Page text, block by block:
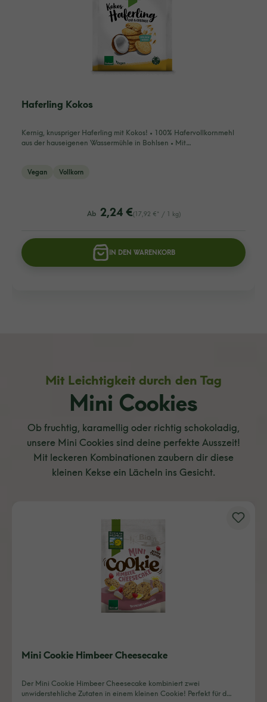
Haferling Kokos
Vegan Vollkorn
Kernig, knuspriger Haferling mit Kokos! • 100% Hafervollkornmehl
aus der hauseigenen Wassermühle in Bohlsen • Mit…
(17,92 €* / 1 kg)
listing.regularPriceLabel
Ab 2,24 €
IN DEN WARENKORB
Mit Leichtigkeit durch den Tag
Mini Cookies
Ob fruchtig, karamellig oder richtig schokoladig,
unsere Mini Cookies sind deine perfekte Ausszeit!
Mit leckeren Kombinationen zaubern dir diese
kleinen Kekse ein Lächeln ins Gesicht.
Mini Cookie Himbeer Cheesecake
Der Mini Cookie Himbeer Cheesecake kombiniert zwei
unwiderstehliche Zutaten in einem kleinen Cookie! Perfekt für d…